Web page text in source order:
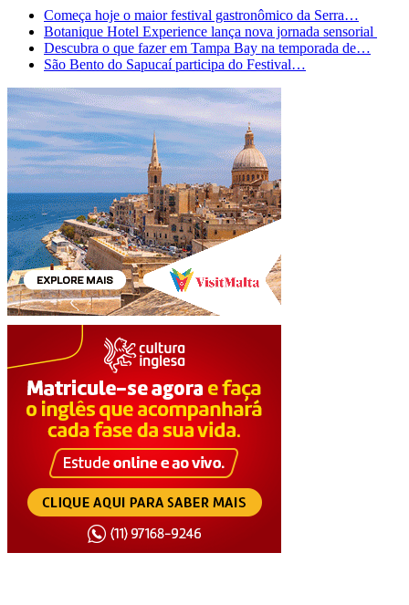
Começa hoje o maior festival gastronômico da Serra…
Botanique Hotel Experience lança nova jornada sensorial
Descubra o que fazer em Tampa Bay na temporada de…
São Bento do Sapucaí participa do Festival…